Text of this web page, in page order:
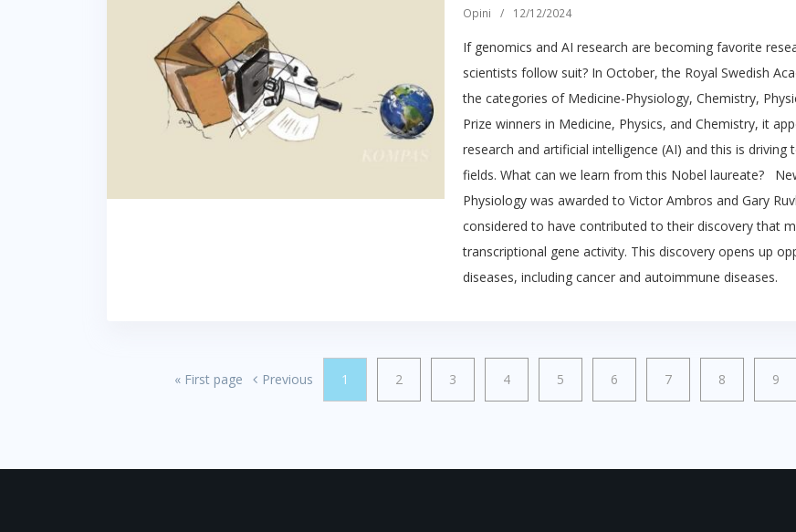
Opini / 12/12/2024
If genomics and AI research are becoming favorite
scientists follow suit? In October, the Royal Swedish
the categories of Medicine-Physiology, Chemistry,
Prize winners in Medicine, Physics, and Chemistry, it
research and artificial intelligence (AI) and this is
fields. What can we learn from this Nobel laureate?
Physiology was awarded to Victor Ambros and Gary
considered to have contributed to their discovery that
transcriptional gene activity. This discovery opens up
diseases, including cancer and autoimmune diseases.
« First page Previous 1 2 3 4 5 6 7 8 9